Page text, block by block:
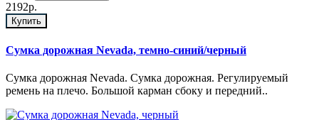
2192р.
Купить
Сумка дорожная Nevada, темно-синий/черный
Сумка дорожная Nevada. Сумка дорожная. Регулируемый
ремень на плечо. Большой карман сбоку и передний..